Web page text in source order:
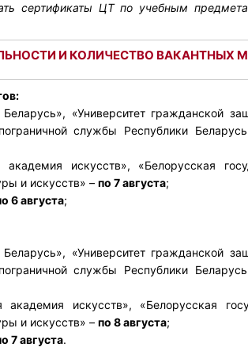
сертификаты ЦТ по учебным
И КОЛИЧЕСТВО ВАКАНТНЫХ
«Университет гражданской
службы Республики
академия искусств», «Белорусская
и искусств» – по 7 августа;
6 августа;
«Университет гражданской
службы Республики
академия искусств», «Белорусская
и искусств» – по 8 августа;
7 августа.